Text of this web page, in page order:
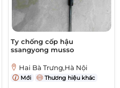
Ty chống cốp hậu
ssangyong musso
Hai Bà Trưng,Hà Nội
Mới Thương hiệu khác